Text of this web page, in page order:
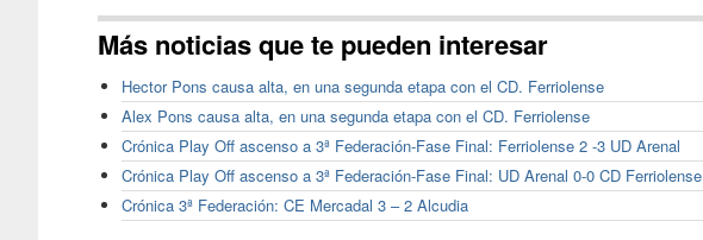
Más noticias que te pueden interesar
Hector Pons causa alta, en una segunda etapa con el CD. Ferriolense
Alex Pons causa alta, en una segunda etapa con el CD. Ferriolense
Crónica Play Off ascenso a 3ª Federación-Fase Final: Ferriolense 2 -3 UD Arenal
Crónica Play Off ascenso a 3ª Federación-Fase Final: UD Arenal 0-0 CD Ferriolense
Crónica 3ª Federación: CE Mercadal 3 – 2 Alcudia